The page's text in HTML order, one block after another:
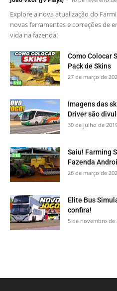
Explore a nova atualização do
novas ferramentas e correções de
vida na fazenda!
Como Colocar
Pack de Skins
27 de março de
Imagens das
Driver são
30 de julho de
Saiu! Farming
Fazenda
26 de março de
Elite Bus
confira!
5 de novembro de